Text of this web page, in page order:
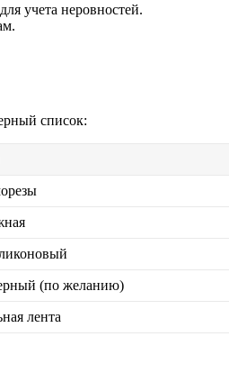
учета неровностей.
список:
(по желанию)
лента